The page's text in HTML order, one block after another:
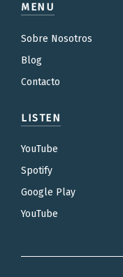
MENU
Sobre Nosotros
Blog
Contacto
LISTEN
YouTube
Spotify
Google Play
YouTube